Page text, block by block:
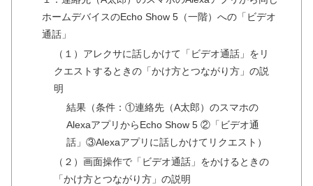
ホームデバイスのEcho Show 5（一階）への「ビデオ
通話」
（１）アレクサに話しかけて「ビデオ通話」をリ
クエストするときの「かけ方とつながり方」の説
明
結果（条件：①連絡先（A太郎）のスマホの
AlexaアプリからEcho Show 5 ②「ビデオ通
話」③Alexaアプリに話しかけてリクエスト）
（２）画面操作で「ビデオ通話」をかけるときの
「かけ方とつながり方」の説明